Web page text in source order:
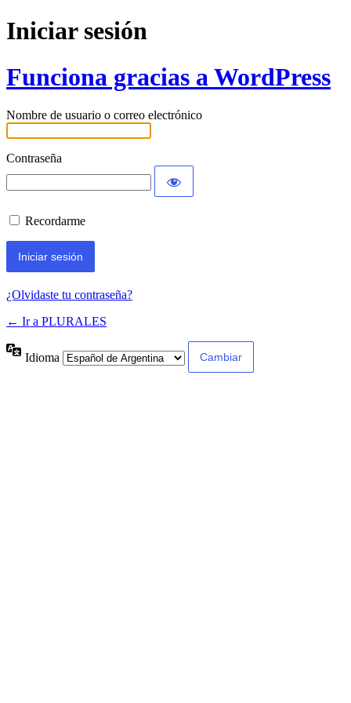
Iniciar sesión
Funciona gracias a WordPress
Nombre de usuario o correo electrónico
Contraseña
Recordarme
¿Olvidaste tu contraseña?
← Ir a PLURALES
Idioma